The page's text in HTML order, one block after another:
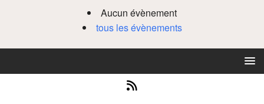
Aucun évènement
tous les évènements